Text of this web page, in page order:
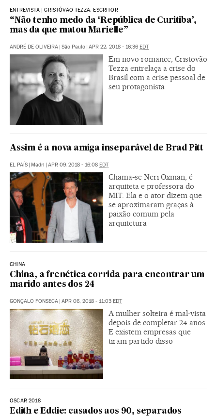
ENTREVISTA | CRISTÓVÃO TEZZA, ESCRITOR
“Não tenho medo da ‘República de Curitiba’,
mas da que matou Marielle”
ANDRÉ DE OLIVEIRA | São Paulo | APR 22, 2018 - 16:36 EDT
Em novo romance, Cristovão
Tezza entrelaça a crise do
Brasil com a crise pessoal de
seu protagonista
Assim é a nova amiga inseparável de Brad Pitt
EL PAÍS | Madri | APR 09, 2018 - 16:08 EDT
Chama-se Neri Oxman, é
arquiteta e professora do
MIT. Ela e o ator dizem que
se aproximaram graças à
paixão comum pela
arquitetura
CHINA
China, a frenética corrida para encontrar um
marido antes dos 24
GONÇALO FONSECA | APR 06, 2018 - 11:03 EDT
A mulher solteira é mal-vista
depois de completar 24 anos.
E existem empresas que
tiram partido disso
OSCAR 2018
Edith e Eddie: casados aos 90, separados